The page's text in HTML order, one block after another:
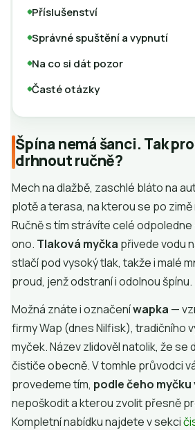
Příslušenství
Správné spuštění a vypnutí
Na co si dát pozor
Časté otázky
Špína nemá šanci. Tak
drhnout ručně?
Mech na dlažbě, zaschlé bláto na
plotě a terasa, na kterou se po
Ručně s tím strávíte celé
ono. Tlaková myčka přivede vodu
stlačí pod vysoký tlak, takže i malé
proud, jenž odstraní i odolnou špínu.
Možná znáte i označeníwapka —
firmy Wap (dnes Nilfisk), tradičního
myček. Název zlidověl natolik, že se
čističe obecně. V tomhle průvodci
provedeme tím, podle čeho
nepoškodit a kterou zvolit přesně
Kompletní nabídku najdete v sekci